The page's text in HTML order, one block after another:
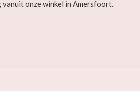
vanuit onze winkel in Amersfoort.